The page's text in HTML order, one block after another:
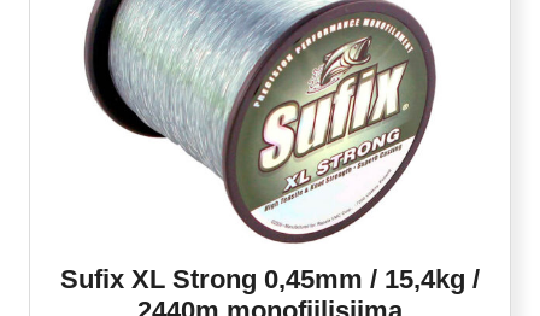
Sufix XL Strong 0,45mm / 15,4kg /